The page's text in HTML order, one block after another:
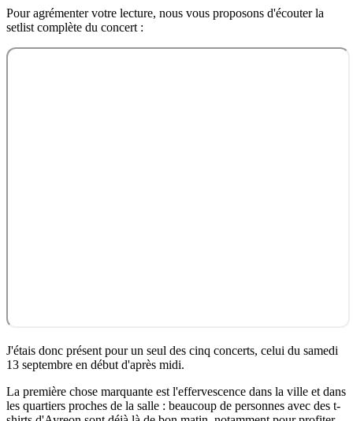
Pour agrémenter votre lecture, nous vous proposons d'écouter la
setlist complète du concert :
J'étais donc présent pour un seul des cinq concerts, celui du samedi
13 septembre en début d'après midi.
La première chose marquante est l'effervescence dans la ville et dans
les quartiers proches de la salle : beaucoup de personnes avec des t-